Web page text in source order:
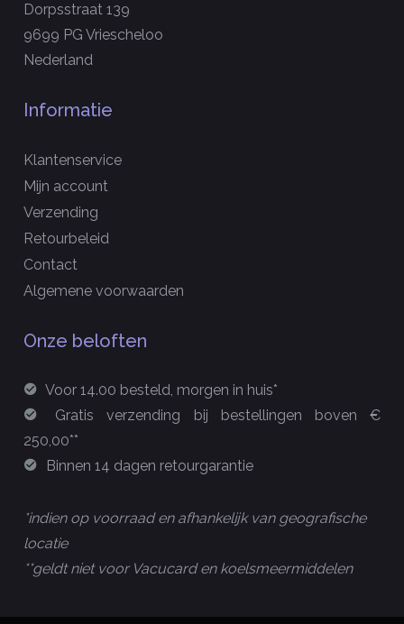
Dorpsstraat 139
9699 PG Vriescheloo
Nederland
Informatie
Klantenservice
Mijn account
Verzending
Retourbeleid
Contact
Algemene voorwaarden
Onze beloften
Voor 14.00 besteld, morgen in huis*
Gratis verzending bij bestellingen boven €
250,00**
Binnen 14 dagen retourgarantie
*indien op voorraad en afhankelijk van geografische
locatie
**geldt niet voor Vacucard en koelsmeermiddelen